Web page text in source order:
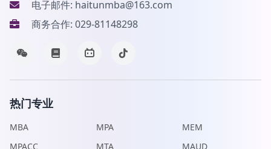
电子邮件: haitunmba@163.com
商务合作: 029-81148298
热门专业
MBA MPA
MEM
MPACC
MTA MAUD